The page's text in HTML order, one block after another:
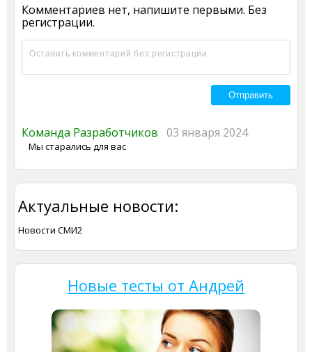
Комментариев нет, напишите первыми. Без
регистрации.
Команда Разработчиков 03 января 2024
Мы старались для вас
Актуальные новости:
Новости СМИ2
Новые тесты от Андрей